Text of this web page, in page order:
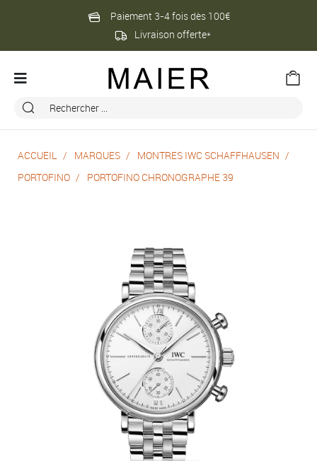
Paiement 3-4 fois dès 100€
Livraison offerte*
ACCUEIL MARQUES
MONTRES IWC SCHAFFHAUSEN
PORTOFINO
PORTOFINO CHRONOGRAPHE 39